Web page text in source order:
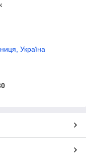
Україна